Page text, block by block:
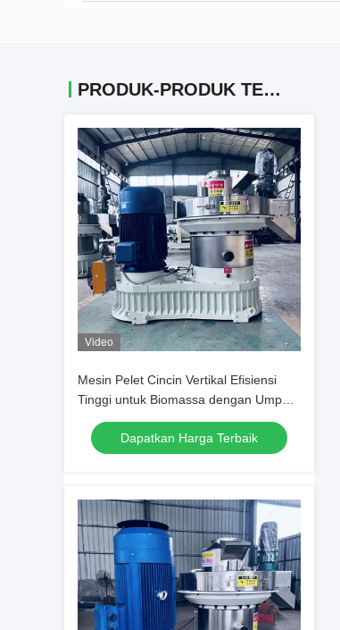
PRODUK-PRODUK TERKAIT
Video
Mesin Pelet Cincin Vertikal Efisiensi
Tinggi untuk Biomassa dengan Umpan
Vertikal dan Desain Hemat Energi
Dapatkan Harga Terbaik